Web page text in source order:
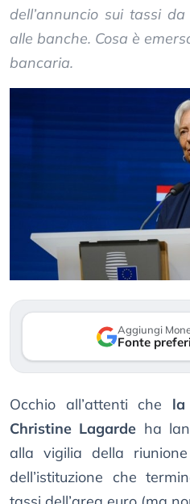
dell’annuncio sui tassi
alle banche. Cosa è
bancaria.
Aggiungi
Fonte
Occhio all’attenti che la
Christine Lagarde ha
alla vigilia della
dell’istituzione che